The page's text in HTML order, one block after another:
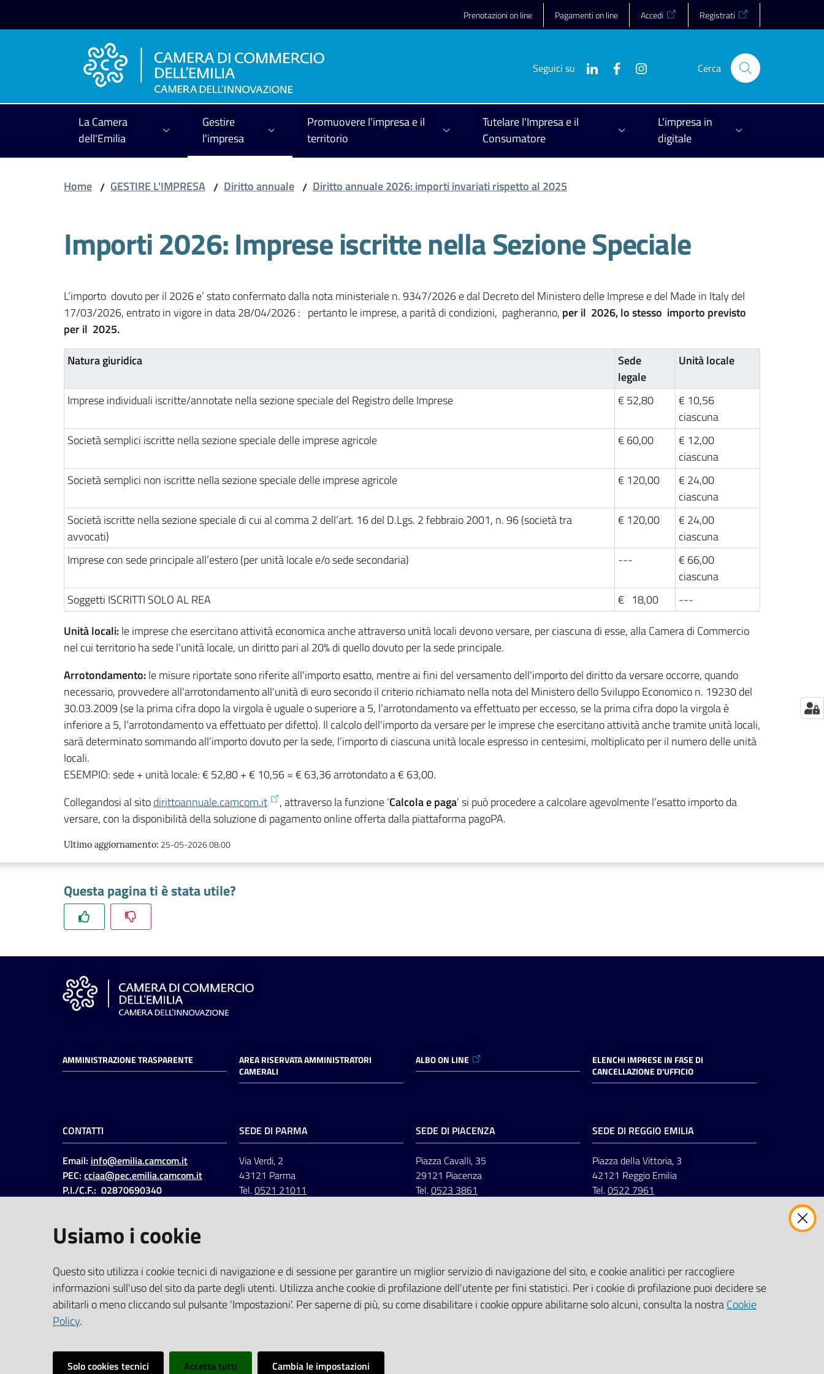
Prenotazioni on line Pagamenti on line Accedi Registrati
Seguici su Cerca
La Camera
dell'Emilia
Gestire
l'impresa
Promuovere l'impresa e il
territorio
Tutelare l'Impresa e il
Consumatore
L'impresa in
digitale
Home / GESTIRE L'IMPRESA / Diritto annuale / Diritto annuale 2026: importi invariati rispetto al 2025
Importi 2026: Imprese iscritte nella Sezione Speciale
L’importo dovuto per il 2026 e’ stato confermato dalla nota ministeriale n. 9347/2026 e dal Decreto del Ministero delle Imprese e del Made in Italy del
17/03/2026, entrato in vigore in data 28/04/2026 : pertanto le imprese, a parità di condizioni, pagheranno, per il 2026, lo stesso importo previsto
per il 2025.
Natura giuridica
Sede
legale
Unità locale
Imprese individuali iscritte/annotate nella sezione speciale del Registro delle Imprese € 52,80
€ 10,56
ciascuna
Società semplici iscritte nella sezione speciale delle imprese agricole
€ 60,00
€ 12,00
ciascuna
Società semplici non iscritte nella sezione speciale delle imprese agricole
€ 120,00
€ 24,00
ciascuna
Società iscritte nella sezione speciale di cui al comma 2 dell’art. 16 del D.Lgs. 2 febbraio 2001, n. 96 (società tra
avvocati)
€ 120,00
€ 24,00
ciascuna
Imprese con sede principale all’estero (per unità locale e/o sede secondaria)
---
€ 66,00
ciascuna
Soggetti ISCRITTI SOLO AL REA
€ 18,00
---
Unità locali:le imprese che esercitano attività economica anche attraverso unità locali devono versare, per ciascuna di esse, alla Camera di Commercio
nel cui territorio ha sede l’unità locale, un diritto pari al 20% di quello dovuto per la sede principale.
Arrotondamento:le misure riportate sono riferite all'importo esatto, mentre ai fini del versamento dell'importo del diritto da versare occorre, quando
necessario, provvedere all'arrotondamento all'unità di euro secondo il criterio richiamato nella nota del Ministero dello Sviluppo Economico n. 19230 del
30.03.2009 (se la prima cifra dopo la virgola è uguale o superiore a 5, l’arrotondamento va effettuato per eccesso, se la prima cifra dopo la virgola è
inferiore a 5, l’arrotondamento va effettuato per difetto). Il calcolo dell'importo da versare per le imprese che esercitano attività anche tramite unità locali,
sarà determinato sommando all’importo dovuto per la sede, l’importo di ciascuna unità locale espresso in centesimi, moltiplicato per il numero delle unità
locali.
ESEMPIO: sede + unità locale: € 52,80 + € 10,56 = € 63,36 arrotondato a € 63,00.
Collegandosi al sitodirittoannuale.camcom.it , attraverso la funzione ‘Calcola e paga’ si può procedere a calcolare agevolmente l’esatto importo da
versare, con la disponibilità della soluzione di pagamento online offerta dalla piattaforma pagoPA.
Ultimo aggiornamento: 25-05-2026 08:00
Questa pagina ti è stata utile?
AMMINISTRAZIONE TRASPARENTE
AREA RISERVATA AMMINISTRATORI
CAMERALI
ALBO ON LINE
ELENCHI IMPRESE IN FASE DI
CANCELLAZIONE D'UFFICIO
CONTATTI
Email: info@emilia.camcom.it
PEC: cciaa@pec.emilia.camcom.it
P.I./C.F.: 02870690340
Codice IPA: ccem
SEDE DI PARMA
Via Verdi, 2
43121 Parma
Tel.0521 21011
SEDE DI PIACENZA
Piazza Cavalli, 35
29121 Piacenza
Tel.0523 3861
SEDE DI REGGIO EMILIA
Piazza della Vittoria, 3
42121 Reggio Emilia
Tel.0522 7961
SOCIAL
LinkedinFacebookInstagram
Usiamo i cookie
Questo sito utilizza i cookie tecnici di navigazione e di sessione per garantire un miglior servizio di navigazione del sito, e cookie analitici per raccogliere
informazioni sull'uso del sito da parte degli utenti. Utilizza anche cookie di profilazione dell'utente per fini statistici. Per i cookie di profilazione puoi decidere se
abilitarli o meno cliccando sul pulsante 'Impostazioni'. Per saperne di più, su come disabilitare i cookie oppure abilitarne solo alcuni, consulta la nostraCookie
Policy.
Solo cookies tecnici Accetta tutti Cambia le impostazioni